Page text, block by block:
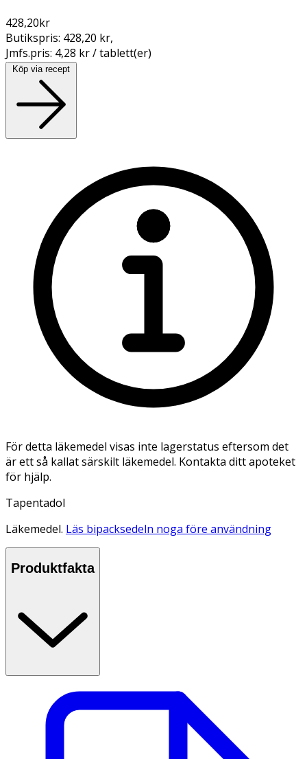
428,20kr
Butikspris: 428,20 kr,
Jmfs.pris: 4,28 kr / tablett(er)
Köp via recept
För detta läkemedel visas inte lagerstatus eftersom det
är ett så kallat särskilt läkemedel. Kontakta ditt apoteket
för hjälp.
Tapentadol
Läkemedel. Läs bipacksedeln noga före användning
Produktfakta